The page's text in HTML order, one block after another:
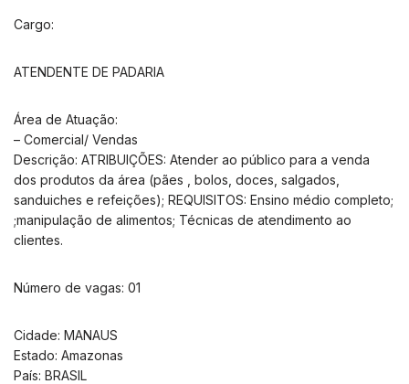
Cargo:
ATENDENTE DE PADARIA
Área de Atuação:
– Comercial/ Vendas
Descrição: ATRIBUIÇÕES: Atender ao público para a venda
dos produtos da área (pães , bolos, doces, salgados,
sanduiches e refeições); REQUISITOS: Ensino médio completo;
;manipulação de alimentos; Técnicas de atendimento ao
clientes.
Número de vagas: 01
Cidade: MANAUS
Estado: Amazonas
País: BRASIL